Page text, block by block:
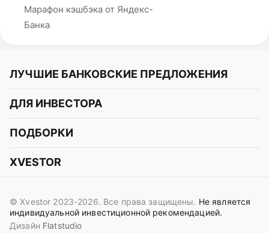
Марафон кэшбэка от Яндекс-
Банка
ЛУЧШИЕ БАНКОВСКИЕ ПРЕДЛОЖЕНИЯ
Альфа-Банк
СБЕР
Газпромбанк
OZON Банк
Совкомбанк
ДЛЯ ИНВЕСТОРА
Курс акций
Курс облигаций
Прогнозы на криптовалюты
ПОДБОРКИ
Подборки акций
Подборки облигаций
XVESTOR
Вконтакте
Поддержка в Telegram
© Xvestor 2023-2026. Все права защищены. Не является
индивидуальной инвестиционной рекомендацией.
Дизайн Flatstudio